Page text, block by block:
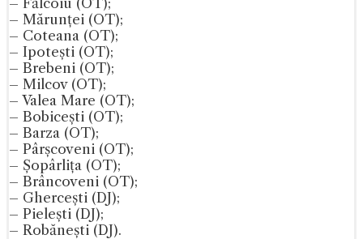
– Fălcoiu (OT);
– Mărunței (OT);
– Coteana (OT);
– Ipotești (OT);
– Brebeni (OT);
– Milcov (OT);
– Valea Mare (OT);
– Bobicești (OT);
– Barza (OT);
– Pârșcoveni (OT);
– Șopârlița (OT);
– Brâncoveni (OT);
– Ghercești (DJ);
– Pielești (DJ);
– Robănești (DJ).